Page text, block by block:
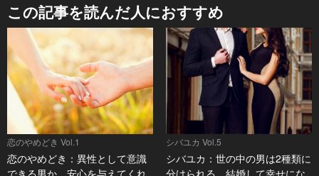
この記事を読んだ人におすすめ
恋のやめどき Vol.1
恋のやめどき：異性として意識
できる男か、安心を与えてくれ
シバユカ Vol.5
シバユカ：世の中の男は2種類に
分けられる。結婚して幸せにな